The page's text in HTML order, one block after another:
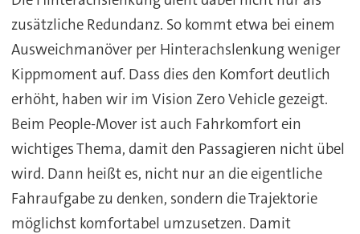
zusätzliche Redundanz. So kommt etwa bei einem
Ausweichmanöver per Hinterachslenkung weniger
Kippmoment auf. Dass dies den Komfort deutlich
erhöht, haben wir im Vision Zero Vehicle gezeigt.
Beim People-Mover ist auch Fahrkomfort ein
wichtiges Thema, damit den Passagieren nicht übel
wird. Dann heißt es, nicht nur an die eigentliche
Fahraufgabe zu denken, sondern die Trajektorie
möglichst komfortabel umzusetzen. Damit